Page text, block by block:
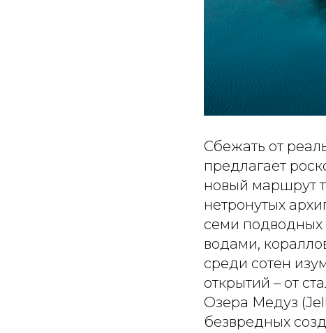
Сбежать от
предлагает
новый маршрут
нетронутых
семи подводных
водами,
среди сотен
открытий – от
Озера Медуз
безвредных